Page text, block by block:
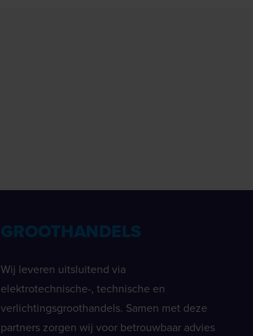
GROOTHANDELS
Wij leveren uitsluitend via
elektrotechnische-, technische en
verlichtingsgroothandels. Samen met deze
partners zorgen wij voor betrouwbaar advies